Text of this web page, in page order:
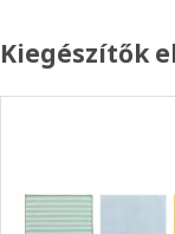
Kiegészítők